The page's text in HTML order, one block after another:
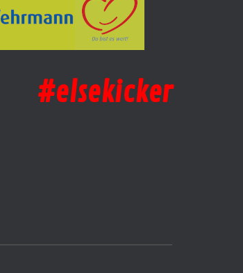
#elsekicker